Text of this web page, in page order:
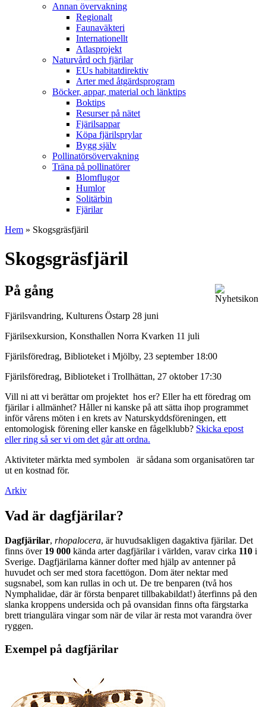
Annan övervakning
Regionalt
Faunaväkteri
Internationellt
Atlasprojekt
Naturvård och fjärilar
EUs habitatdirektiv
Arter med åtgärdsprogram
Böcker, appar, material och länktips
Boktips
Resurser på nätet
Fjärilsappar
Köpa fjärilsprylar
Bygg själv
Pollinatörsövervakning
Träna på pollinatörer
Blomflugor
Humlor
Solitärbin
Fjärilar
Hem » Skogsgräsfjäril
Skogsgräsfjäril
På gång
Fjärilsvandring, Kulturens Östarp 28 juni
Fjärilsexkursion, Konsthallen Norra Kvarken 11 juli
Fjärilsföredrag, Biblioteket i Mjölby, 23 september 18:00
Fjärilsföredrag, Biblioteket i Trollhättan, 27 oktober 17:30
Vill ni att vi berättar om projektet hos er? Eller ha ett föredrag om
fjärilar i allmänhet? Håller ni kanske på att sätta ihop programmet
inför vårens möten i en krets av Naturskyddsföreningen, ett
entomologisk förening eller kanske en fågelklubb? Skicka epost
eller ring så ser vi om det går att ordna.
Aktiviteter märkta med symbolen
är sådana som organisatören tar
ut en kostnad för.
Arkiv
Vad är dagfjärilar?
Dagfjärilar, rhopalocera, är huvudsakligen dagaktiva fjärilar. Det
finns över 19 000 kända arter dagfjärilar i världen, varav cirka 110 i
Sverige. Dagfjärilarna känner dofter med hjälp av antenner på
huvudet och ser med stora facettögon. Dom äter nektar med
sugsnabel, som kan rullas in och ut. De tre benparen (två hos
Nymphalidae, där är första benparet tillbakabildat!) återfinns på den
slanka kroppens undersida och på ovansidan finns ofta färgstarka
brett triangulära vingar som när de vilar är resta mot varandra över
ryggen.
Exempel på dagfjärilar